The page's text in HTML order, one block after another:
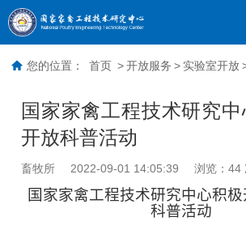
您的位置： 首页 > 开放服务 > 实验室开放
国家家禽工程技术研究
开放科普活动
畜牧所 2022-09-01 14:05:39 浏览：44
国家家禽工程技术研究中心积
科普活动